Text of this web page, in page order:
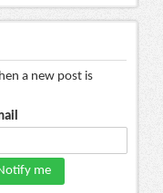
a new post is